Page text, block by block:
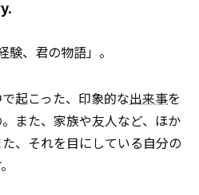
験、君の物語」。
起こった、印象的な出来事を
また、家族や友人など、ほか
、それを目にしている自分の